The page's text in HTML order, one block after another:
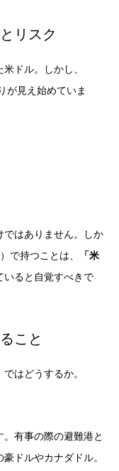
リスク
ドル。しかし、
が見え始めていま
ではありません。しか
で持つことは、
「米
いると自覚すべきで
こと
はどうするか。
有事の際の避難港と
ドルやカナダドル。